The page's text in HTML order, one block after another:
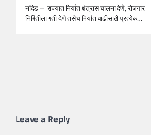
नांदेड – राज्यात निर्यात क्षेत्रास चालना देणे, रोजगार
निर्मितीला गती देणे तसेच निर्यात वाढीसाठी प्रत्येक…
Leave a Reply